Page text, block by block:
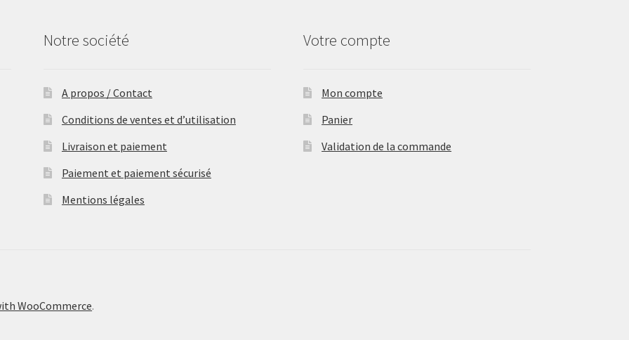
Notre société
A propos / Contact
Conditions de ventes et d’utilisation
Livraison et paiement
Paiement et paiement sécurisé
Mentions légales
Votre compte
Mon compte
Panier
Validation de la commande
WooCommerce.